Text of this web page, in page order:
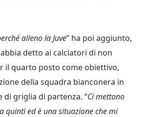
alleno la Juve” ha poi aggiunto,
detto ai calciatori di non
il quarto posto come obiettivo,
della squadra bianconera in
di griglia di partenza. “Ci mettono
quinti ed è una situazione che mi